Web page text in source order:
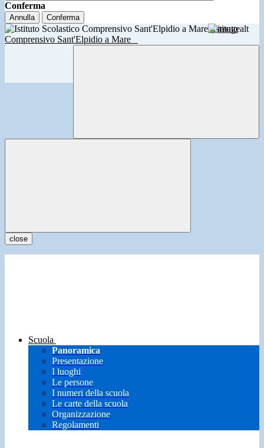
Conferma
Annulla Conferma
Istituto
Comprensivo Sant'Elpidio a Mare
close
Scuola
Panoramica
Presentazione
I luoghi
Le persone
I numeri della scuola
Le carte della scuola
Organizzazione
Regolamenti